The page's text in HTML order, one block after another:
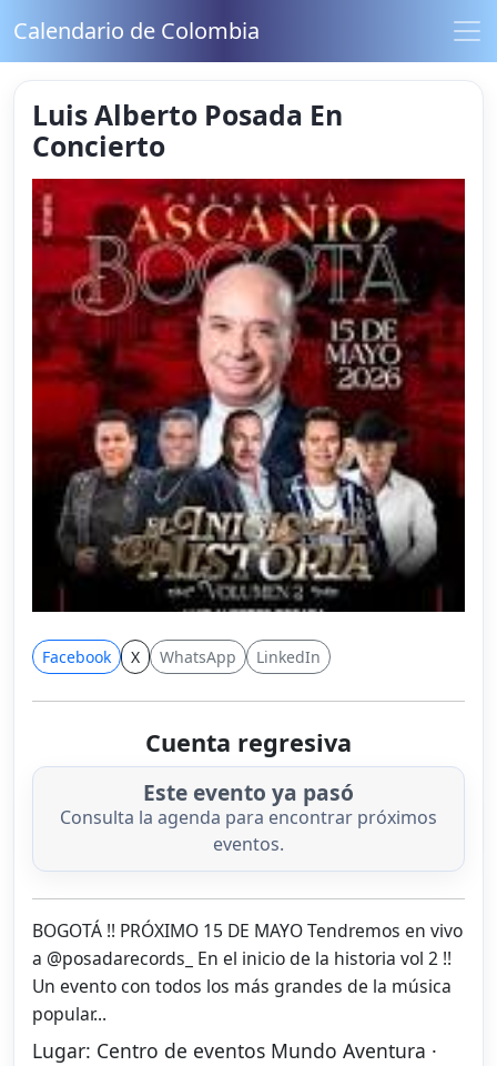
Calendario de Colombia
Luis Alberto Posada En
Concierto
Facebook X WhatsApp LinkedIn
Cuenta regresiva
Este evento ya pasó
Consulta la agenda para encontrar próximos
eventos.
BOGOTÁ !! PRÓXIMO 15 DE MAYO Tendremos en vivo
a @posadarecords_ En el inicio de la historia vol 2 !!
Un evento con todos los más grandes de la música
popular...
Lugar: Centro de eventos Mundo Aventura ·